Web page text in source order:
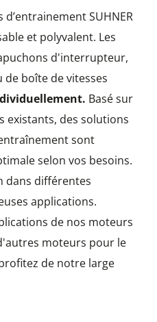
SUHNER
et polyvalent. Les
d'interrupteur,
boîte de vitesses
Basé sur
existants, des solutions
sont
selon vos besoins.
dans différentes
applications.
de nos moteurs
moteurs pour le
de notre large